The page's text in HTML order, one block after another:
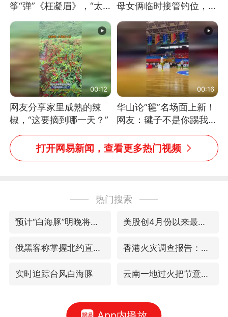
筝“弹”《枉凝眉》，“太
像了～你是吃古筝长大的
吗？”“或将成为首位考级
不带古筝的选手。”（来
源：新华每日电讯）
母女俩临时接管钓位，用
玩具鱼竿钓上大鱼
00:12
网友分享家里成熟的辣
椒，“这要摘到哪一天？”
00:16
华山论“毽”名场面上新！
网友：毽子不是你踢我
捡，我踢你捡吗
打开网易新闻，查看更多热门视频
热门搜索
预计“白海豚”明晚将在浙江舟山到福建福鼎一带沿海登陆 美股创4月份以来最大单周涨幅
俄黑客称掌握北约直接参与袭俄证据 香港火灾调查报告：大火或由烟头引起
实时追踪台风白海豚 云南一地过火把节意外灼伤16人